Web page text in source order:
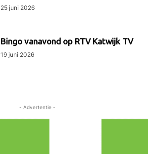
25 juni 2026
Bingo vanavond op RTV Katwijk TV
19 juni 2026
- Advertentie -